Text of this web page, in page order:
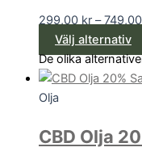
299,00 kr – 749,00
Välj alternativ
De olika
Olja
CBD Olja